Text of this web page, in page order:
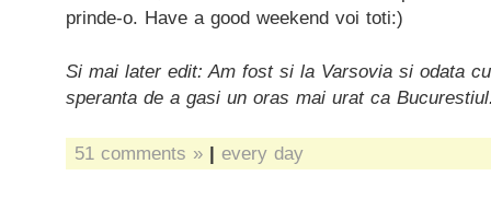
prinde-o. Have a good weekend voi toti:)
Si mai later edit: Am fost si la Varsovia si odata
speranta de a gasi un oras mai urat ca
51 comments » | every day